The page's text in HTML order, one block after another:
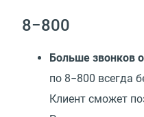
8−800
Больше звонков
по 8−800 всегда
Клиент сможет